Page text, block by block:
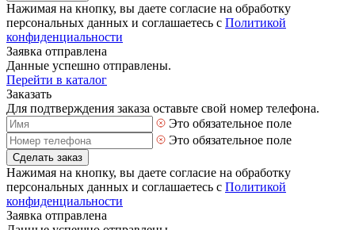
Нажимая на кнопку, вы даете согласие на обработку
персональных данных и соглашаетесь с Политикой
конфиденциальности
Заявка отправлена
Данные успешно отправлены.
Перейти в каталог
Заказать
Для подтверждения заказа оставьте свой номер телефона.
Это обязательное поле
Это обязательное поле
Сделать заказ
Нажимая на кнопку, вы даете согласие на обработку
персональных данных и соглашаетесь с Политикой
конфиденциальности
Заявка отправлена